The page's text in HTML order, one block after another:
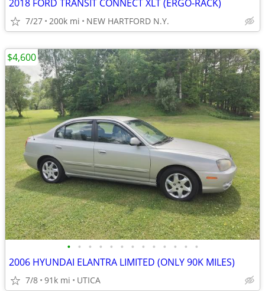
2018 FORD TRANSIT CONNECT XLT (ERGO-RACK)
7/27 200k mi NEW HARTFORD N.Y.
• • • • • • • • • • • • •
2006 HYUNDAI ELANTRA LIMITED (ONLY 90K MILES)
7/8 91k mi UTICA
$4,600